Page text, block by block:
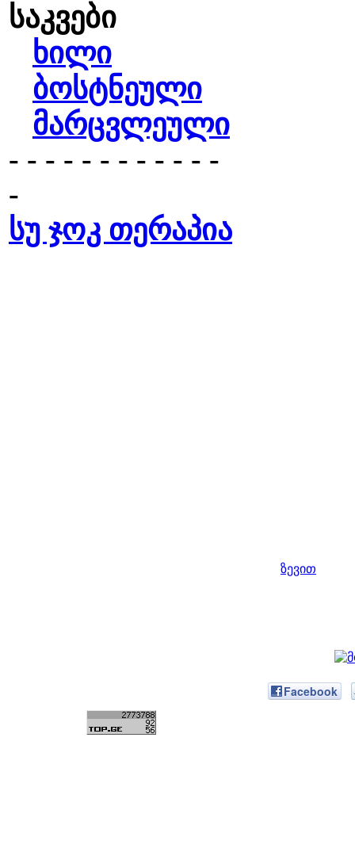
საკვები
ხილი
ბოსტნეული
მარცვლეული
- - - - - - - - - - - -
-
სუ ჯოკ თერაპია
ზევით
Facebook